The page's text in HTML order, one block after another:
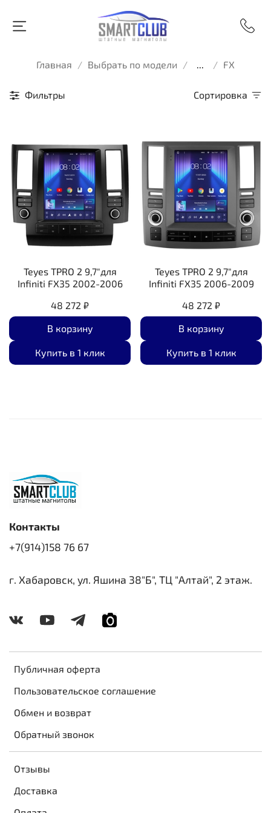
Главная Выбрать по модели ... FX
Фильтры Сортировка
Teyes TPRO 2 9,7"для
Infiniti FX35 2002-2006
48 272 ₽
В корзину
Купить в 1 клик
Teyes TPRO 2 9,7"для
Infiniti FX35 2006-2009
48 272 ₽
В корзину
Купить в 1 клик
Публичная оферта
Пользовательское соглашение
Обмен и возврат
Обратный звонок
Отзывы
Доставка
Контакты
+7(914)158 76 67
г. Хабаровск, ул. Яшина 38"Б", ТЦ "Алтай", 2 этаж.